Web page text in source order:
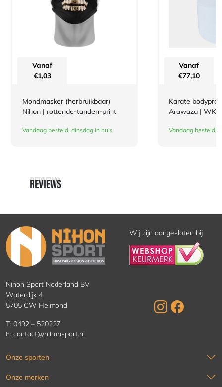
Vanaf
€1,03
Mondmasker (herbruikbaar)
Nihon | rottende-tanden-print
Vandaag besteld, dinsdag in huis
Vanaf
€77,10
Karate
Arawaza |
Vandaag besteld,
REVIEWS
REVIEWS
Wij zijn aangesloten bij
Nihon Sport Nederland BV
Waterdijk 4
5705 CW Helmond
T: 0492 – 520227
E: contact@nihonsport.nl
Onze sporten
Onze merken